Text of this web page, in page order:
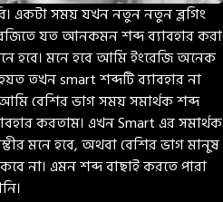
একটা সময় যখন নতুন নতুন ব্লগিং
যত আনকমন শব্দ ব্যাবহার করা
হবে। মনে হবে আমি ইংরেজি অনেক
তখন smart শব্দটি ব্যাবহার না
বেশির ভাগ সময় সমার্থক শব্দ
করতাম। এখন Smart এর সমার্থক
মনে হবে, অথবা বেশির ভাগ মানুষ
না। এমন শব্দ বাছাই করতে পারা